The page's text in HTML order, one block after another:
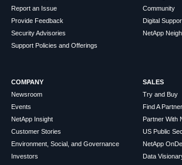
Report an Issue
Provide Feedback
Security Advisories
Support Policies and Offerings
Community
Digital
NetApp
COMPANY
Newsroom
Events
NetApp Insight
Customer Stories
Environment, Social, and Governance
Investors
SALES
Try and Buy
Find A Partner
Partner With
US Public
NetApp
Data